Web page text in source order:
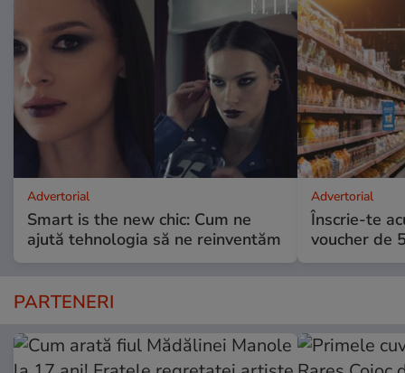
Advertorial
Smart is the new chic: Cum ne
ajută tehnologia să ne reinventăm
Advertorial
Înscrie-te
voucher de
PARTENERI